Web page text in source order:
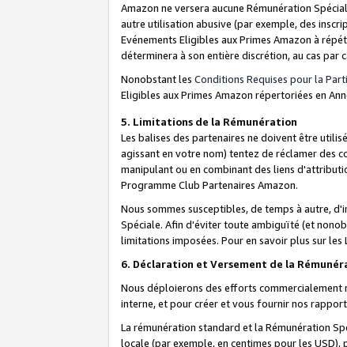
Amazon ne versera aucune Rémunération
autre utilisation abusive (par exemple, des
Evénements Eligibles aux Primes Amazon à
déterminera à son entière discrétion, au cas par
Nonobstant les Conditions Requises pour la
Eligibles aux Primes Amazon répertoriées en
5. Limitations de la Rémunération
Les balises des partenaires ne doivent être
agissant en votre nom) tentez de réclamer des
manipulant ou en combinant des liens
Programme Club Partenaires Amazon.
Nous sommes susceptibles, de temps à autre,
Spéciale. Afin d'éviter toute ambiguïté (et
limitations imposées. Pour en savoir plus sur
6. Déclaration et Versement de la
Nous déploierons des efforts commercialement
interne, et pour créer et vous fournir nos
La rémunération standard et la Rémunération
locale (par exemple, en centimes pour les